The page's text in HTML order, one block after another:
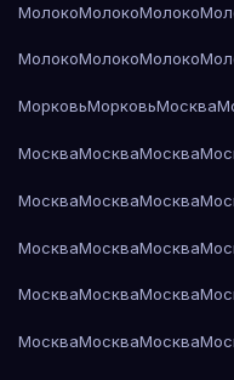
МолокоМолокоМолоко
МолокоМолокоМолоко
МорковьМорковьМосква
МоскваМоскваМосква
МоскваМоскваМосква
МоскваМоскваМосква
МоскваМоскваМосква
МоскваМоскваМосква